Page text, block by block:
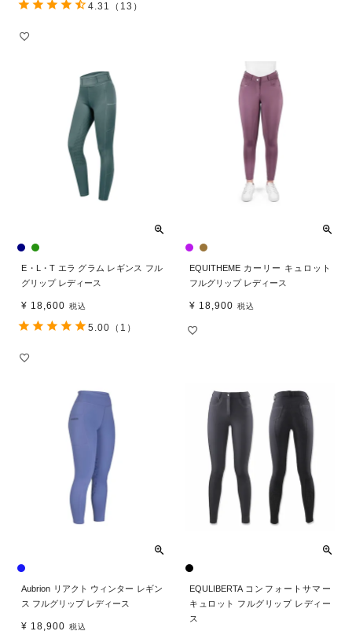
4.31 （13）
E・L・T エラ グラム レギンス フル
グリップ レディース
¥ 18,600 税込
5.00 （1）
EQUITHEME カーリー キュロット
フルグリップ レディース
¥ 18,900 税込
Aubrion リアクト ウィンター レギン
ス フルグリップ レディース
¥ 18,900 税込
EQULIBERTA コンフォートサマー
キュロット フルグリップ レディー
ス